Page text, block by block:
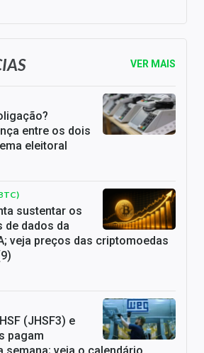
VER MAIS
entre os dois
eleitoral
sustentar os
de dados da
veja preços das criptomoedas
(JHSF3) e
pagam